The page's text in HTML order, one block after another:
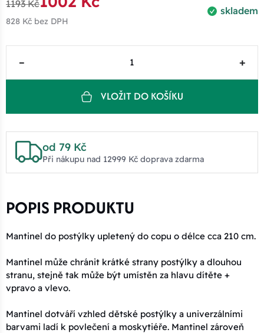
skladem
1193 Kč
828 Kč bez DPH
– +
VLOŽIT DO KOŠÍKU
od 79 Kč
Při nákupu nad 12999 Kč doprava zdarma
POPIS PRODUKTU
Mantinel do postýlky upletený do copu o délce cca 210 cm.
Mantinel může chránit krátké strany postýlky a dlouhou
stranu, stejně tak může být umístěn za hlavu dítěte +
vpravo a vlevo.
Mantinel dotváří vzhled dětské postýlky a univerzálními
barvami ladí k povlečení a moskytiéře. Mantinel zároveň